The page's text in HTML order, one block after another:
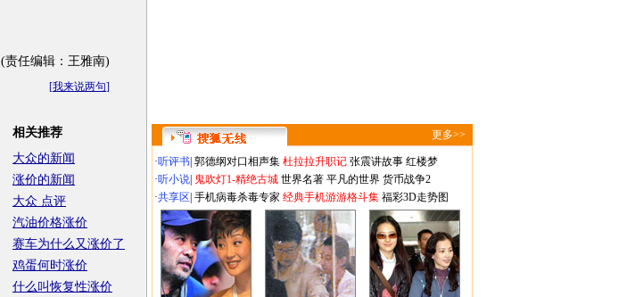
(责任编辑：王雅南)
[我来说两句]
相关推荐
大众的新闻
涨价的新闻
大众 点评
汽油价格涨价
赛车为什么又涨价了
鸡蛋何时涨价
什么叫恢复性涨价
更多>>
·听评书 郭德纲对口相声集 杜拉拉升职记 张震讲故事 红楼梦
·听小说 鬼吹灯1-精绝古城 世界名著 平凡的世界 货币战争2
·共享区 手机病毒杀毒专家 经典手机游游格斗集 福彩3D走势图